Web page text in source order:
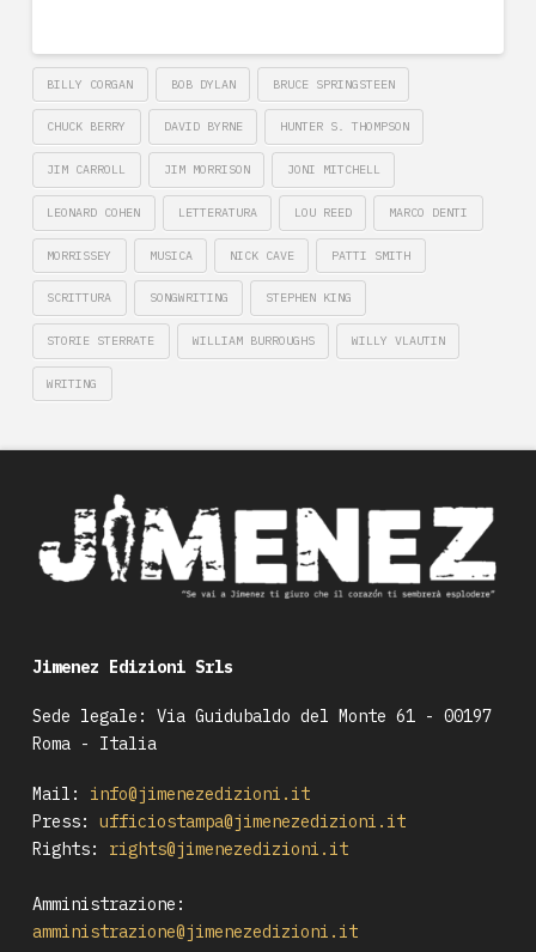
BILLY CORGAN BOB DYLAN BRUCE SPRINGSTEEN
CHUCK BERRY DAVID BYRNE HUNTER S. THOMPSON
JIM CARROLL JIM MORRISON JONI MITCHELL
LEONARD COHEN LETTERATURA LOU REED MARCO DENTI
MORRISSEY MUSICA NICK CAVE PATTI SMITH
SCRITTURA SONGWRITING STEPHEN KING
STORIE STERRATE WILLIAM BURROUGHS WILLY VLAUTIN
WRITING
Jimenez Edizioni Srls
Sede legale: Via Guidubaldo del Monte 61 - 00197
Roma - Italia
Mail:
info@jimenezedizioni.it
Press:
ufficiostampa@jimenezedizioni.it
Rights:
rights@jimenezedizioni.it
Amministrazione:
amministrazione@jimenezedizioni.it